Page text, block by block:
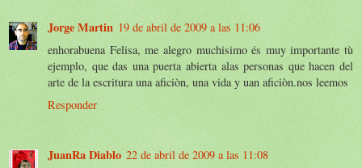
Jorge Martin 19 de abril de 2009 a las 11:06
enhorabuena Felisa, me alegro muchisimo és muy importante tù
ejemplo, que das una puerta abierta alas personas que hacen del
arte de la escritura una aficiòn, una vida y uan aficiòn.nos leemos
Responder
JuanRa Diablo 22 de abril de 2009 a las 11:08